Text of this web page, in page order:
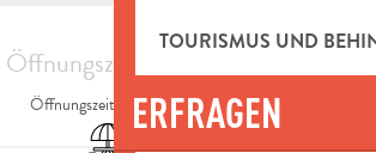
TOURISMUS UND
ERFRAGEN
&
hinterlegt
Öffnungszeiten ansehen
Picknickplatz